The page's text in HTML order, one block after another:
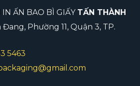
ẤN BAO BÌ GIẤY TẤN THÀNH
Đang, Phường 11, Quận 3, TP.
5463